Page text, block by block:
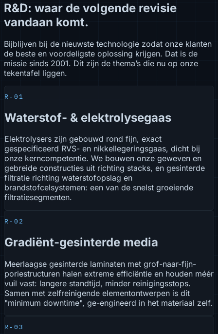
R&D: waar de volgende revisie
vandaan komt.
Bijblijven bij de nieuwste technologie zodat onze klanten
de beste en voordeligste oplossing krijgen. Dat is de
missie sinds 2001. Dit zijn de thema’s die nu op onze
tekentafel liggen.
R-01
Waterstof- & elektrolysegaas
Elektrolysers zijn gebouwd rond fijn, exact
gespecificeerd RVS- en nikkellegeringsgaas, dicht bij
onze kerncompetentie. We bouwen onze geweven en
gebreide constructies uit richting stacks, en gesinterde
filtratie richting waterstofopslag en
brandstofcelsystemen: een van de snelst groeiende
filtratiesegmenten.
R-02
Gradiënt-gesinterde media
Meerlaagse gesinterde laminaten met grof-naar-fijn-
poriestructuren halen extreme efficiëntie en houden méér
vuil vast: langere standtijd, minder reinigingsstops.
Samen met zelfreinigende elementontwerpen is dit
"minimum downtime", ge-engineerd in het materiaal zelf.
R-03